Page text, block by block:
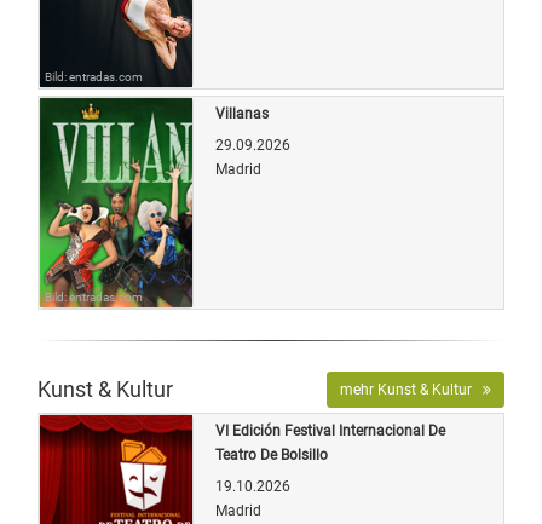
Bild: entradas.com
Bild: entradas.com
Villanas
29.09.2026
Madrid
Kunst & Kultur mehr Kunst & Kultur
VI Edición Festival Internacional De
Teatro De Bolsillo
19.10.2026
Madrid